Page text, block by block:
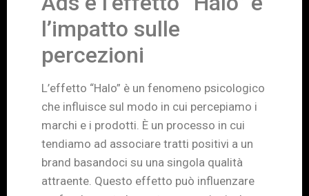
l’impatto sulle
percezioni
L’effetto “Halo” è un fenomeno psicologico
che influisce sul modo in cui percepiamo i
marchi e i prodotti. È un processo in cui
tendiamo ad associare tratti positivi a un
brand basandoci su una singola qualità
attraente. Questo effetto può influenzare